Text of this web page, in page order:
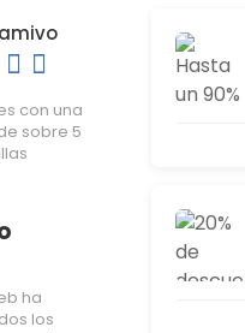
con una
sobre 5
ha
los